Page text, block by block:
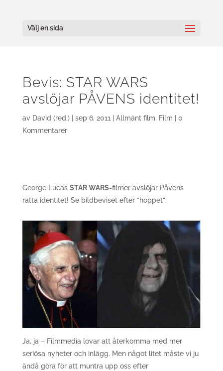
Välj en sida
Bevis: STAR WARS
avslöjar PÅVENS identitet!
av David (red.)| sep 6, 2011 Allmänt film, Film
0
Kommentarer
George Lucas STAR WARS-filmer avslöjar Påvens
rätta identitet! Se bildbeviset efter “hoppet”:
Ja, ja – Filmmedia lovar att återkomma med mer
seriösa nyheter och inlägg. Men något litet måste vi ju
ändå göra för att muntra upp oss efter